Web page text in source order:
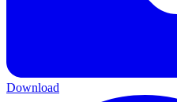
Download